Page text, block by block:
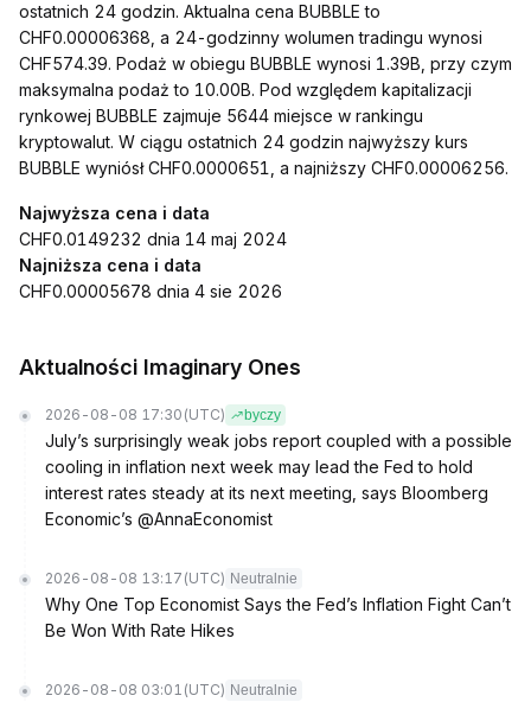
ostatnich 24 godzin. Aktualna cena BUBBLE to
CHF0.00006368, a 24-godzinny wolumen tradingu wynosi
CHF574.39. Podaż w obiegu BUBBLE wynosi 1.39B, przy czym
maksymalna podaż to 10.00B. Pod względem kapitalizacji
rynkowej BUBBLE zajmuje 5644 miejsce w rankingu
kryptowalut. W ciągu ostatnich 24 godzin najwyższy kurs
BUBBLE wyniósł CHF0.0000651, a najniższy CHF0.00006256.
Najwyższa cena i data
CHF0.0149232 dnia 14 maj 2024
Najniższa cena i data
CHF0.00005678 dnia 4 sie 2026
Aktualności Imaginary Ones
2026-08-08 17:30 (UTC) byczy
July’s surprisingly weak jobs report coupled with a possible
cooling in inflation next week may lead the Fed to hold
interest rates steady at its next meeting, says Bloomberg
Economic’s @AnnaEconomist
2026-08-08 13:17 (UTC) Neutralnie
Why One Top Economist Says the Fed’s Inflation Fight Can’t
Be Won With Rate Hikes
2026-08-08 03:01 (UTC) Neutralnie